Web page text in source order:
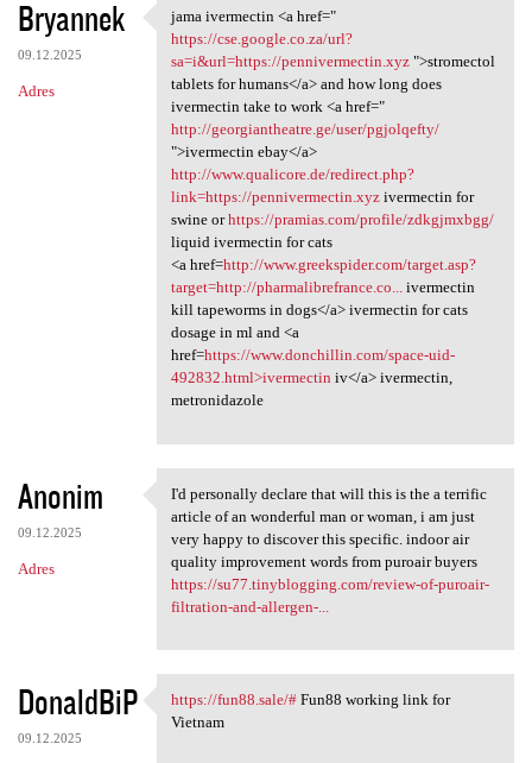
Bryannek
09.12.2025
Adres
jama ivermectin <a href="
jama ivermectin <a href="
https://cse.google.co.za/url?
sa=i&url=https://pennivermectin.xyz">stromectol
tablets for humans</a> and how long does
ivermectin take to work <a href="
http://georgiantheatre.ge/user/pgjolqefty/
">ivermectin ebay</a>
http://www.qualicore.de/redirect.php?
link=https://pennivermectin.xyzivermectin for
swine orhttps://pramias.com/profile/zdkgjmxbgg/
liquid ivermectin for cats
<a href=http://www.greekspider.com/target.asp?
target=http://pharmalibrefrance.co...
ivermectin
kill tapeworms in dogs</a> ivermectin for cats
dosage in ml and <a
href=https://www.donchillin.com/space-uid-
492832.html>ivermectin iv</a> ivermectin,
metronidazole
Anonim
09.12.2025
Adres
I'd personally declare that
I'd personally declare that will this is the a terrific
article of an wonderful man or woman, i am just
very happy to discover this specific. indoor air
quality improvement words from puroair buyers
https://su77.tinyblogging.com/review-of-puroair-
filtration-and-allergen-...
DonaldBiP
09.12.2025
https://fun88.sale/# Fun88
https://fun88.sale/#Fun88 working link for
Vietnam